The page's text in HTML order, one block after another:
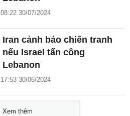
08:22 30/07/2024
Iran cảnh báo chiến tranh
nếu Israel tấn công
Lebanon
17:53 30/06/2024
Xem thêm